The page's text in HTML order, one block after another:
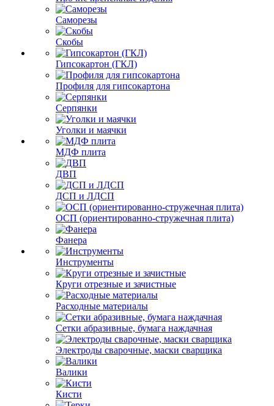
Саморезы
Скобы
Гипсокартон (ГКЛ)
Профиля для гипсокартона
Серпянки
Уголки и маячки
МДФ плита
ДВП
ДСП и ЛДСП
ОСП (ориентированно-стружечная плита)
Фанера
Инструменты
Круги отрезные и зачистные
Расходные материалы
Сетки абразивные, бумага наждачная
Электроды сварочные, маски сварщика
Валики
Кисти